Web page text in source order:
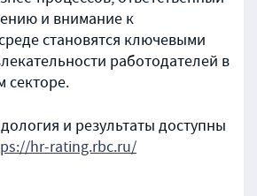
и внимание к
становятся ключевыми
работодателей в
секторе.
и результаты доступны
hr-rating.rbc.ru/